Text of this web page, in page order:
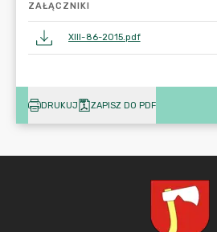
ZAŁĄCZNIKI
XIII-86-2015.pdf
DRUKUJ ZAPISZ DO PDF